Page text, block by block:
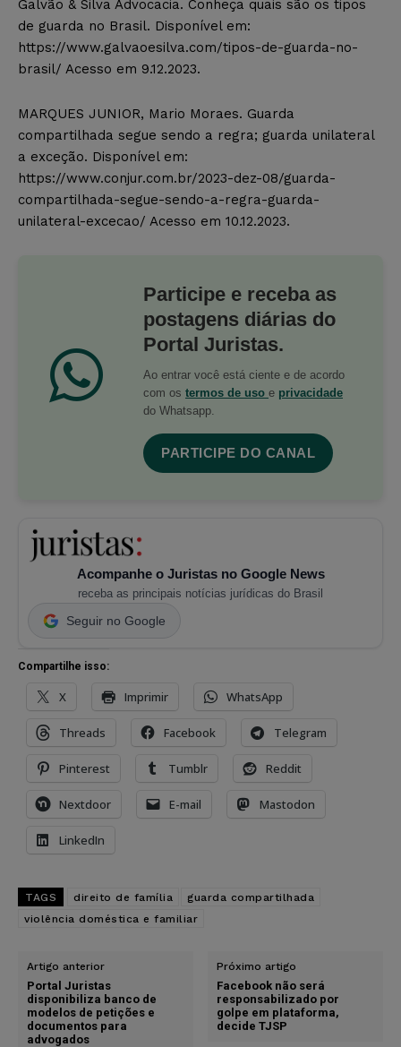
Galvão & Silva Advocacia. Conheça quais são os tipos
de guarda no Brasil. Disponível em:
https://www.galvaoesilva.com/tipos-de-guarda-no-
brasil/ Acesso em 9.12.2023.
MARQUES JUNIOR, Mario Moraes. Guarda
compartilhada segue sendo a regra; guarda unilateral
a exceção. Disponível em:
https://www.conjur.com.br/2023-dez-08/guarda-
compartilhada-segue-sendo-a-regra-guarda-
unilateral-excecao/ Acesso em 10.12.2023.
Participe e receba as
postagens diárias do
Portal Juristas.
Ao entrar você está ciente e de acordo
com os termos de uso e privacidade
do Whatsapp.
PARTICIPE DO CANAL
Acompanhe o Juristas no Google News
receba as principais notícias jurídicas do Brasil
Seguir no Google
Compartilhe isso:
X Imprimir WhatsApp
Threads Facebook Telegram
Pinterest Tumblr Reddit
Nextdoor E-mail Mastodon
LinkedIn
TAGS direito de família
guarda compartilhada
violência doméstica e familiar
Artigo anterior
Portal Juristas
disponibiliza banco de
modelos de petições e
documentos para
advogados
Próximo artigo
Facebook não será
responsabilizado por
golpe em plataforma,
decide TJSP